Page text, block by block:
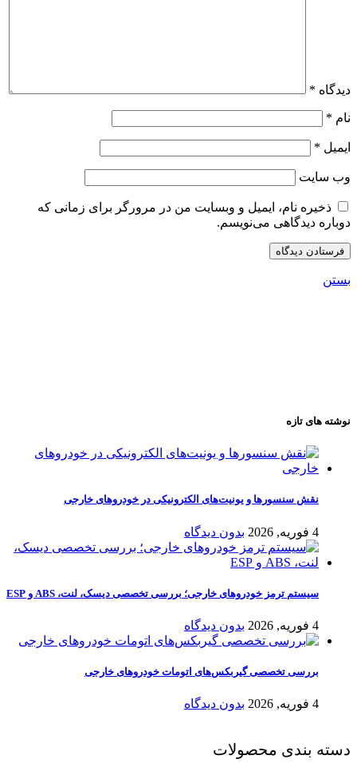
دیدگاه *
نام *
ایمیل *
وب‌ سایت
ذخیره نام، ایمیل و وبسایت من در مرورگر برای زمانی که
دوباره دیدگاهی می‌نویسم.
بستن
نوشته های تازه
نقش سنسورها و یونیت‌های الکترونیکی در خودروهای خارجی
4 فوریه, 2026 بدون دیدگاه
سیستم ترمز خودروهای خارجی؛ بررسی تخصصی دیسک، لنت، ABS و ESP
4 فوریه, 2026 بدون دیدگاه
بررسی تخصصی گیربکس‌های اتومات خودروهای خارجی
4 فوریه, 2026 بدون دیدگاه
دسته بندی محصولات